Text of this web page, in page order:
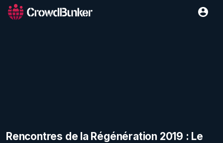
Rencontres de la Régénération 2019 : Le